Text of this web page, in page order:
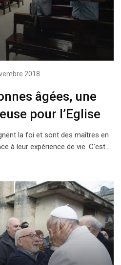
2018
âgées, une
pour l’Eglise
la foi et sont des maîtres en
à leur expérience de vie. C’est…